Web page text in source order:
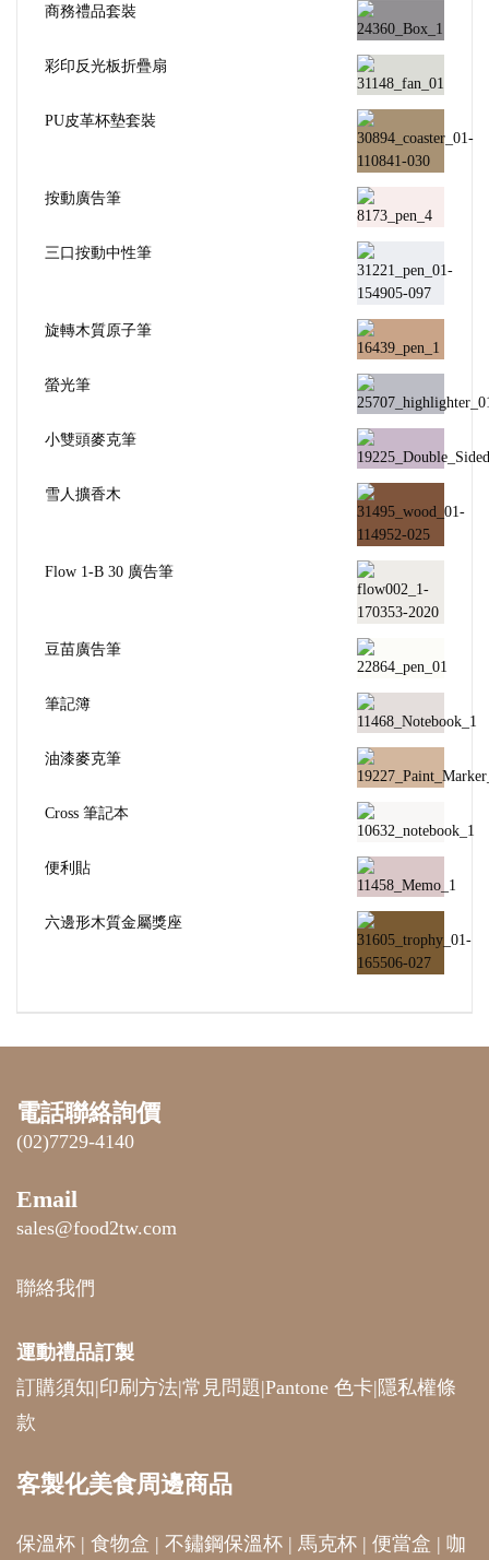
商務禮品套裝
彩印反光板折疊扇
PU皮革杯墊套裝
按動廣告筆
三口按動中性筆
旋轉木質原子筆
螢光筆
小雙頭麥克筆
雪人擴香木
Flow 1-B 30 廣告筆
豆苗廣告筆
筆記簿
油漆麥克筆
Cross 筆記本
便利貼
六邊形木質金屬獎座
電話聯絡詢價
(02)7729-4140
Email
sales@food2tw.com
聯絡我們
運動禮品訂製
訂購須知|印刷方法|常見問題|Pantone 色卡| 隱私權條
款
客製化美食周邊商品
保溫杯 | 食物盒 | 不鏽鋼保溫杯 | 馬克杯 | 便當盒 | 咖